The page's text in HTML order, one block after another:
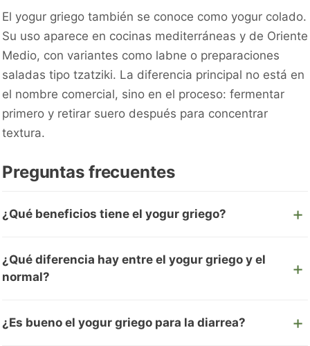
El yogur griego también se conoce como yogur colado.
Su uso aparece en cocinas mediterráneas y de Oriente
Medio, con variantes como labne o preparaciones
saladas tipo tzatziki. La diferencia principal no está en
el nombre comercial, sino en el proceso: fermentar
primero y retirar suero después para concentrar
textura.
Preguntas frecuentes
¿Qué beneficios tiene el yogur griego?
¿Qué diferencia hay entre el yogur griego y el
normal?
¿Es bueno el yogur griego para la diarrea?